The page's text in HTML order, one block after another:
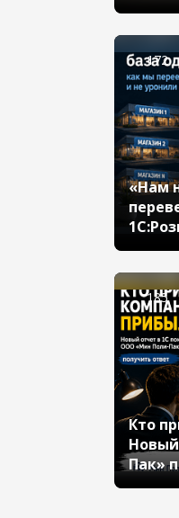
172
«Нам
185
Кто
Пак»